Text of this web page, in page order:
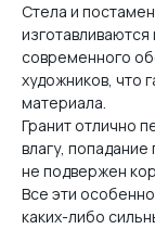
Стела и
современного
художников, что
материала.
Гранит отлично
влагу,
не подвержен
Все эти
каких-либо